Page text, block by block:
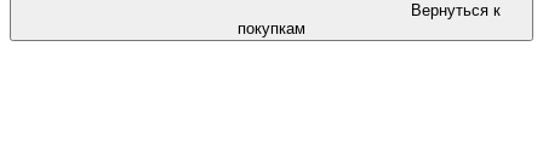
Вернуться к
покупкам